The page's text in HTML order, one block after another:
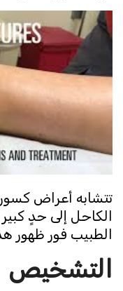
تتشابه أعراض كسور
الكاحل إلى حدٍ
الطبيب فور ظهور
التشخيص